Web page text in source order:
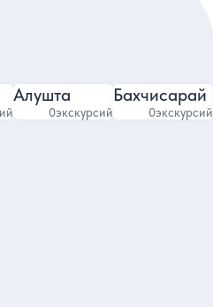
Алушта
0экскурсий
Бахчисарай
0экскурсий